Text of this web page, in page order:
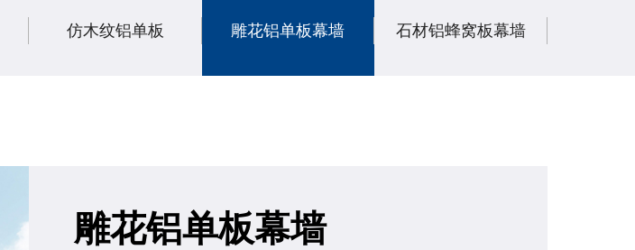
仿木纹铝单板 雕花铝单板幕墙 石材铝蜂窝板幕墙
雕花铝单板幕墙